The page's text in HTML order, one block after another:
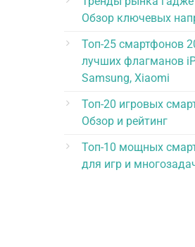
Обзор ключевых
Топ-25 смартфонов
лучших флагманов
Samsung, Xiaomi
Топ-20 игровых
Обзор и рейтинг
Топ-10 мощных
для игр и